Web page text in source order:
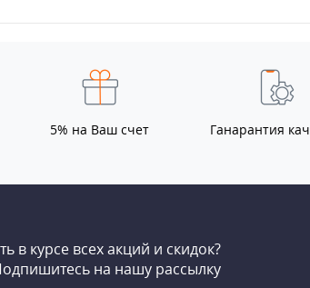
5% на Ваш счет Ганарантия
в курсе всех акций и скидок?
на нашу рассылку